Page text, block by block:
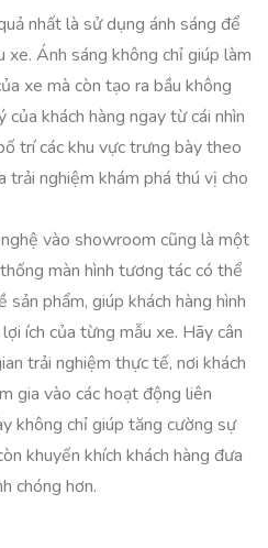
nhất là sử dụng ánh sáng để
Ánh sáng không chỉ giúp làm
xe mà còn tạo ra bầu không
của khách hàng ngay từ cái nhìn
trí các khu vực trưng bày theo
trải nghiệm khám phá thú vị cho
vào showroom cũng là một
màn hình tương tác có thể
phẩm, giúp khách hàng hình
ích của từng mẫu xe. Hãy cân
trải nghiệm thực tế, nơi khách
gia vào các hoạt động liên
không chỉ giúp tăng cường sự
khuyến khích khách hàng đưa
chóng hơn.